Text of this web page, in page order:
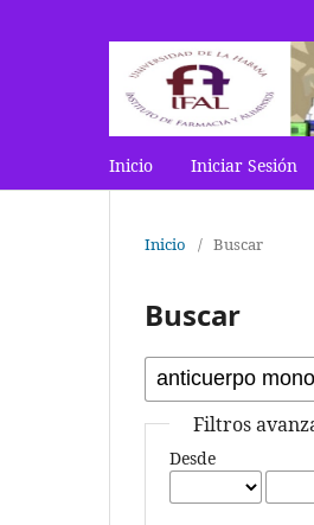
Inicio Iniciar Sesión
Inicio / Buscar
Buscar
Filtros
Desde